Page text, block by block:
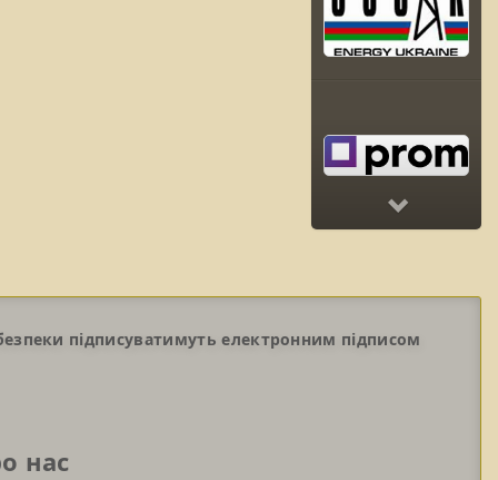
Next
підписуватимуть електронним підписом
нас